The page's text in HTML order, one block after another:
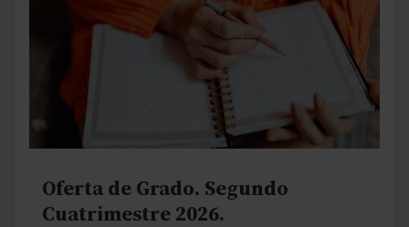
Oferta de Grado. Segundo
Cuatrimestre 2026.